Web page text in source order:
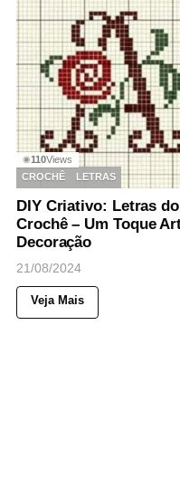
◉110Views
CROCHÊ
LETRAS
DIY Criativo: Letras
Crochê – Um Toque
Decoração
21/08/2024
Veja Mais